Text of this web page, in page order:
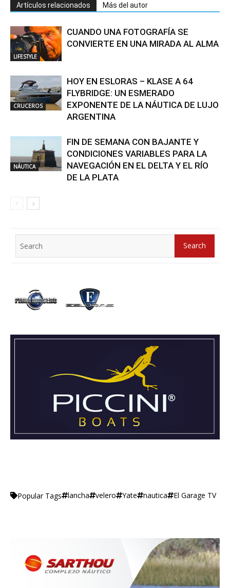
Artículos relacionados Más del autor
LIFESTYLE
CUANDO UNA FOTOGRAFÍA SE
CONVIERTE EN UNA MIRADA AL ALMA
CRUCEROS
HOY EN ESLORAS – KLASE A 64
FLYBRIDGE: UN ESMERADO
EXPONENTE DE LA NÁUTICA DE LUJO
ARGENTINA
NÁUTICA
FIN DE SEMANA CON BAJANTE Y
CONDICIONES VARIABLES PARA LA
NAVEGACIÓN EN EL DELTA Y EL RÍO
DE LA PLATA
for:
Search
Popular Tags lancha velero Yate nautica El Garage TV